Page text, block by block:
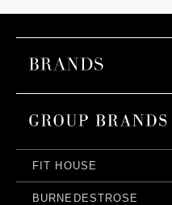
FIT HOUSE
BURNEDESTROSE